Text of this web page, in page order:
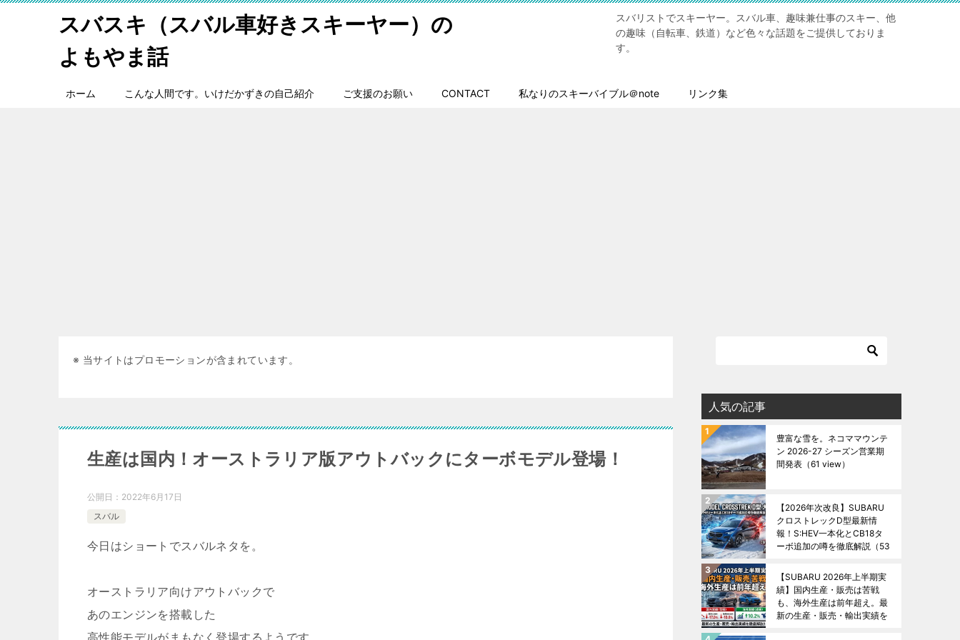
スバスキ（スバル車好きスキーヤー）の
よもやま話
スバリストでスキーヤー。スバル車、趣味兼仕事のスキー、他
の趣味（自転車、鉄道）など色々な話題をご提供しておりま
す。
ホーム こんな人間です。いけだかずきの自己紹介 ご支援のお願い CONTACT 私なりのスキーバイブル＠note リンク集
※ 当サイトはプロモーションが含まれています。
生産は国内！オーストラリア版アウトバックにターボモデル登場！
公開日： 2022年6月17日
スバル
今日はショートでスバルネタを。
オーストラリア向けアウトバックで
あのエンジンを搭載した
高性能モデルがまもなく登場するようです。
人気の記事
豊富な雪を。ネコママウンテ
ン 2026-27 シーズン営業期
間発表 （61 view）
【2026年次改良】SUBARU
クロストレックD型最新情
報！S:HEV一本化とCB18タ
ーボ追加の噂を徹底解説 （53
【SUBARU 2026年上半期実
績】国内生産・販売は苦戦
も、海外生産は前年超え。最
新の生産・販売・輸出実績を